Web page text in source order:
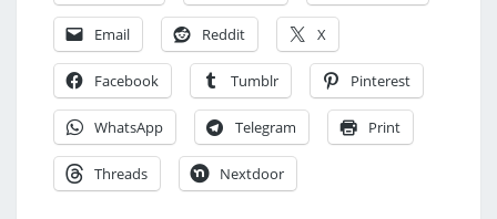
Email Reddit X
Facebook Tumblr Pinterest
WhatsApp Telegram Print
Threads Nextdoor